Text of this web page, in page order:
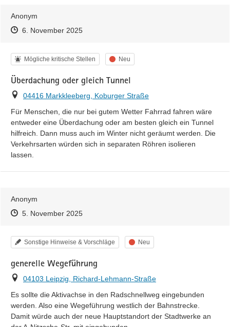
Anonym
Zeitpunkt des Erstellens
Zeitpunkt des Erstellens
6. November 2025Zur Äußerung
Kategorie
Mögliche kritische Stellen Status
Neu
Überdachung oder gleich Tunnel
Ort
04416 Markkleeberg, Koburger Straße
Für Menschen, die nur bei gutem Wetter Fahrrad fahren wäre
entweder eine Überdachung oder am besten gleich ein Tunnel
hilfreich. Dann muss auch im Winter nicht geräumt werden. Die
Verkehrsarten würden sich in separaten Röhren isolieren
lassen.
Anonym
Zeitpunkt des Erstellens
Zeitpunkt des Erstellens
5. November 2025Zur Äußerung
Kategorie
Sonstige Hinweise & Vorschläge Status
Neu
generelle Wegeführung
Ort
04103 Leipzig, Richard-Lehmann-Straße
Es sollte die Aktivachse in den Radschnellweg eingebunden
werden. Also eine Wegeführung westlich der Bahnstrecke.
Damit würde auch der neue Hauptstandort der Stadtwerke an